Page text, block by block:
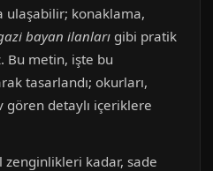
ulaşabilir; konaklama,
bayan ilanları gibi pratik
Bu metin, işte bu
tasarlandı; okurları,
gören detaylı içeriklere
kadar, sade